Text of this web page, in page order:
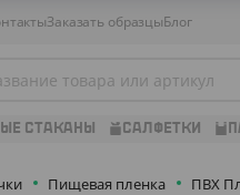
Заказать образцыБлог
СТАКАНЫ САЛФЕТКИ
Пищевая пленка ПВХ